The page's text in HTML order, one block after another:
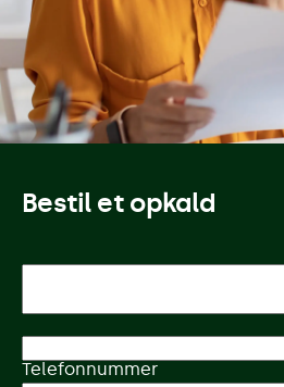
Bestil et opkald
Telefonnummer